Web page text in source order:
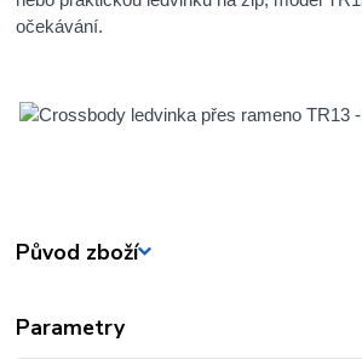
očekávání.
Původ zboží
Parametry